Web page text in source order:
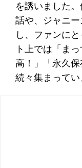
を誘いました
話や、ジャニ
し、ファンに
ト上では「ま
高！」「永久
続々集まってい